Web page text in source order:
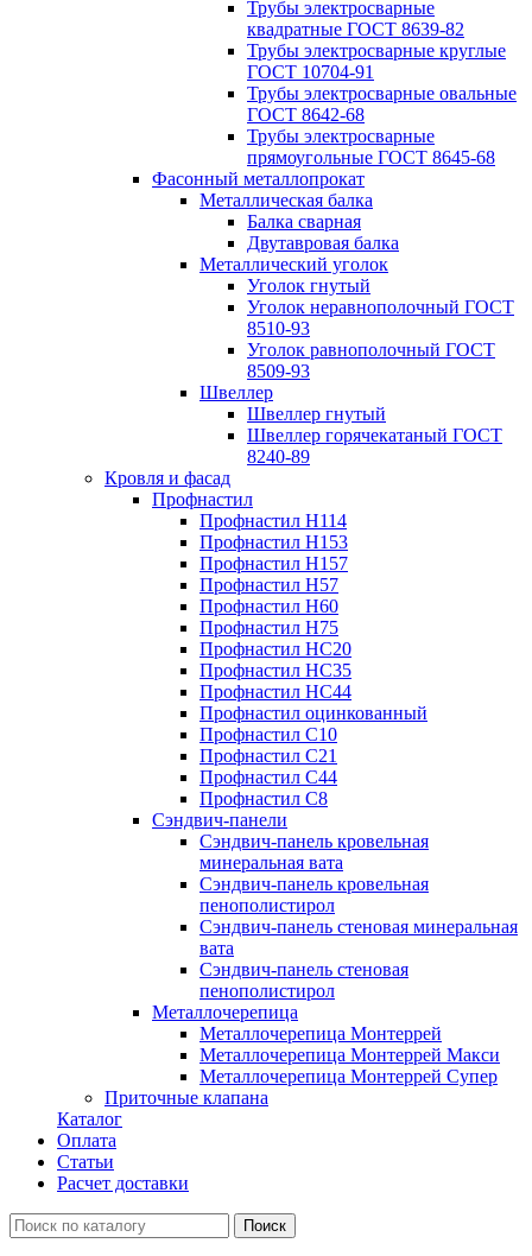
Трубы электросварные
квадратные ГОСТ 8639-82
Трубы электросварные круглые
ГОСТ 10704-91
Трубы электросварные овальные
ГОСТ 8642-68
Трубы электросварные
прямоугольные ГОСТ 8645-68
Фасонный металлопрокат
Металлическая балка
Балка сварная
Двутавровая балка
Металлический уголок
Уголок гнутый
Уголок неравнополочный ГОСТ
8510-93
Уголок равнополочный ГОСТ
8509-93
Швеллер
Швеллер гнутый
Швеллер горячекатаный ГОСТ
8240-89
Кровля и фасад
Профнастил
Профнастил Н114
Профнастил Н153
Профнастил Н157
Профнастил Н57
Профнастил Н60
Профнастил Н75
Профнастил НС20
Профнастил НС35
Профнастил НС44
Профнастил оцинкованный
Профнастил С10
Профнастил С21
Профнастил С44
Профнастил С8
Сэндвич-панели
Сэндвич-панель кровельная
минеральная вата
Сэндвич-панель кровельная
пенополистирол
Сэндвич-панель стеновая минеральная
вата
Сэндвич-панель стеновая
пенополистирол
Металлочерепица
Металлочерепица Монтеррей
Металлочерепица Монтеррей Макси
Металлочерепица Монтеррей Супер
Приточные клапана
Каталог
Оплата
Статьи
Расчет доставки